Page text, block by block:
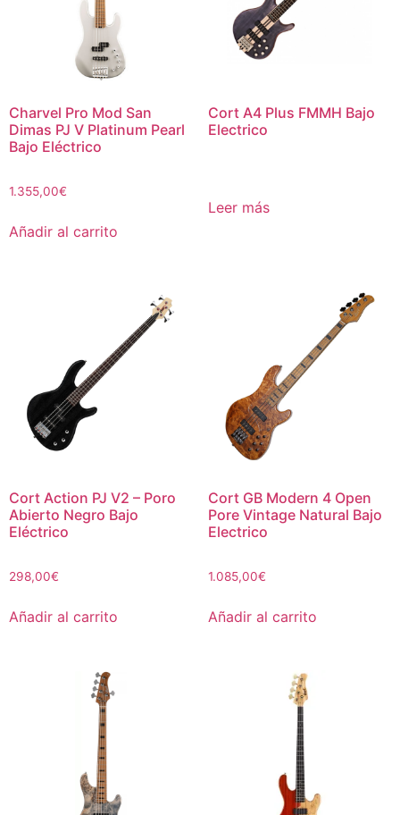
Charvel Pro Mod San
Dimas PJ V Platinum Pearl
Bajo Eléctrico
1.355,00€
Añadir al carrito
Cort A4 Plus FMMH Bajo
Electrico
Leer más
Cort Action PJ V2 – Poro
Abierto Negro Bajo
Eléctrico
298,00€
Añadir al carrito
Cort GB Modern 4 Open
Pore Vintage Natural Bajo
Electrico
1.085,00€
Añadir al carrito